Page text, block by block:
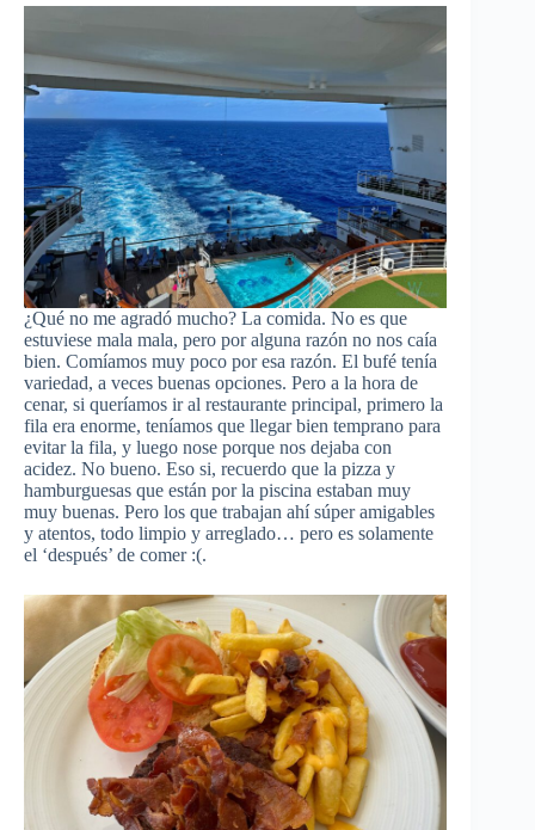
¿Qué no me agradó mucho? La comida. No es que
estuviese mala mala, pero por alguna razón no nos caía
bien. Comíamos muy poco por esa razón. El bufé tenía
variedad, a veces buenas opciones. Pero a la hora de
cenar, si queríamos ir al restaurante principal, primero la
fila era enorme, teníamos que llegar bien temprano para
evitar la fila, y luego nose porque nos dejaba con
acidez. No bueno. Eso si, recuerdo que la pizza y
hamburguesas que están por la piscina estaban muy
muy buenas. Pero los que trabajan ahí súper amigables
y atentos, todo limpio y arreglado… pero es solamente
el ‘después’ de comer :(.